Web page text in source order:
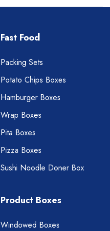
Fast Food
Packing Sets
Potato Chips Boxes
Hamburger Boxes
Wrap Boxes
Pita Boxes
Pizza Boxes
Sushi Noodle Doner Box
Product Boxes
Windowed Boxes